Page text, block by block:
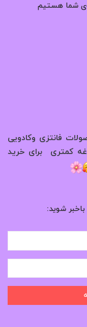
فانتزی وکادویی
کمتری برای خرید
شوید: